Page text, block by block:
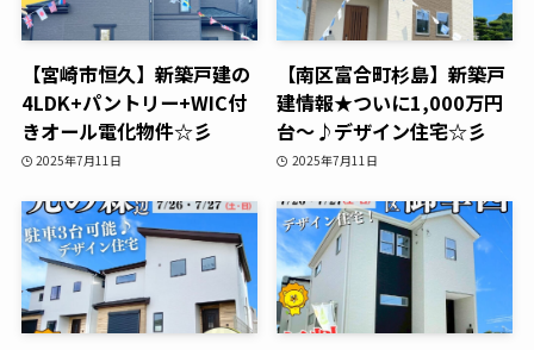
【宮崎市恒久】新築戸建の
4LDK+パントリー+WIC付
きオール電化物件☆彡
2025年7月11日
【南区富合町杉島】新築戸
建情報★ついに1,000万円
台～♪デザイン住宅☆彡
2025年7月11日